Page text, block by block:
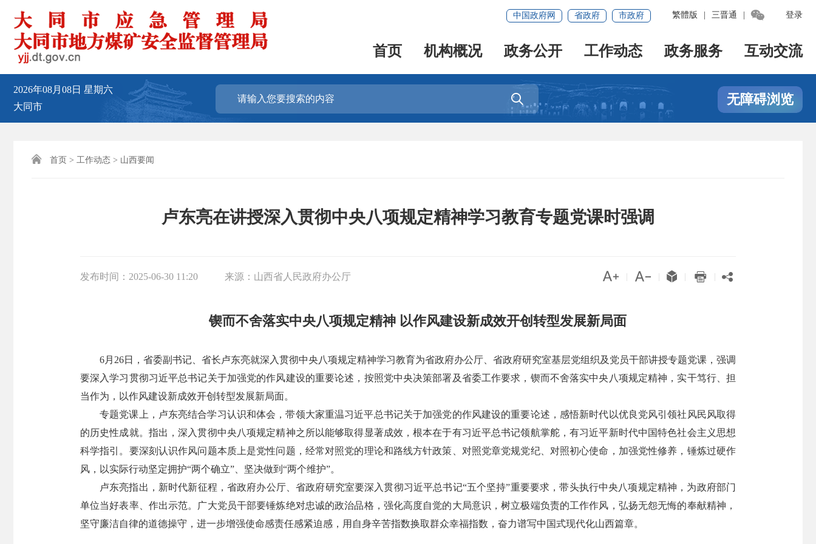
登录
繁體版 三晋通 
中国政府网 省政府 市政府
首页 机构概况 政务公开 工作动态 政务服务 互动交流
2026年08月08日 星期六
大同市
 无障碍浏览
 首页 > 工作动态 > 山西要闻
卢东亮在讲授深入贯彻中央八项规定精神学习教育专题党课时强调
发布时间： 2025-06-30 11:20 来源： 山西省人民政府办公厅     
锲而不舍落实中央八项规定精神 以作风建设新成效开创转型发展新局面
6月26日，省委副书记、省长卢东亮就深入贯彻中央八项规定精神学习教育为省政府办公厅、省政府研究室基层党组织及党员干部讲授专题党课，强调
要深入学习贯彻习近平总书记关于加强党的作风建设的重要论述，按照党中央决策部署及省委工作要求，锲而不舍落实中央八项规定精神，实干笃行、担
当作为，以作风建设新成效开创转型发展新局面。
专题党课上，卢东亮结合学习认识和体会，带领大家重温习近平总书记关于加强党的作风建设的重要论述，感悟新时代以优良党风引领社风民风取得
的历史性成就。指出，深入贯彻中央八项规定精神之所以能够取得显著成效，根本在于有习近平总书记领航掌舵，有习近平新时代中国特色社会主义思想
科学指引。要深刻认识作风问题本质上是党性问题，经常对照党的理论和路线方针政策、对照党章党规党纪、对照初心使命，加强党性修养，锤炼过硬作
风，以实际行动坚定拥护“两个确立”、坚决做到“两个维护”。
卢东亮指出，新时代新征程，省政府办公厅、省政府研究室要深入贯彻习近平总书记“五个坚持”重要要求，带头执行中央八项规定精神，为政府部门
单位当好表率、作出示范。广大党员干部要锤炼绝对忠诚的政治品格，强化高度自觉的大局意识，树立极端负责的工作作风，弘扬无怨无悔的奉献精神，
坚守廉洁自律的道德操守，进一步增强使命感责任感紧迫感，用自身辛苦指数换取群众幸福指数，奋力谱写中国式现代化山西篇章。